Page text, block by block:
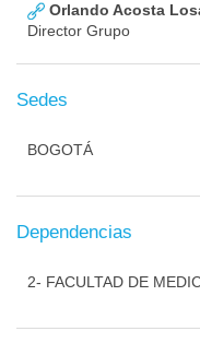
Orlando Acosta
Director Grupo
Sedes
BOGOTÁ
Dependencias
2- FACULTAD DE